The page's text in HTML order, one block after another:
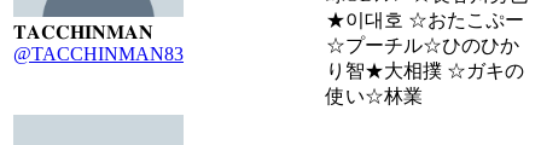
𝐓𝐀𝐂𝐂𝐇𝐈𝐍𝐌𝐀𝐍
@TACCHINMAN83
★이대호 ☆おたこぷー
☆プーチル☆ひのひか
り智★大相撲 ☆ガキの
使い☆林業